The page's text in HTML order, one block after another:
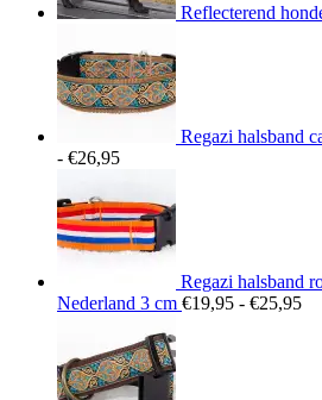
Reflecterend
Regazi halsband
- €26,95Prijsklasse:
tot
€26,95
Regazi halsband
Nederland 3 cm €19,95 - €25,95